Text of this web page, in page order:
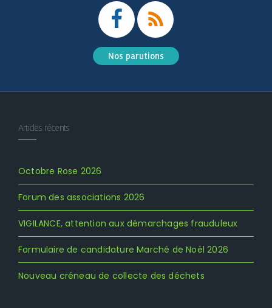
Nos parutions
Articles récents
Octobre Rose 2026
Forum des associations 2026
VIGILANCE, attention aux démarchages frauduleux
Formulaire de candidature Marché de Noël 2026
Nouveau créneau de collecte des déchets